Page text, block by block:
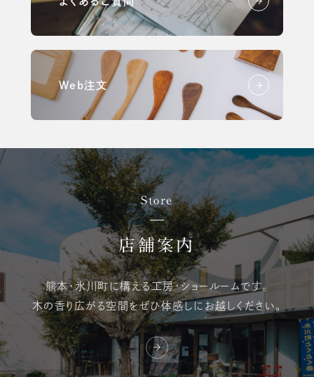
Web注文
Store
店舗案内
熊本・氷川町に構える工房・ショールームです。
木の香り広がる空間をぜひ体感しにお越しください。